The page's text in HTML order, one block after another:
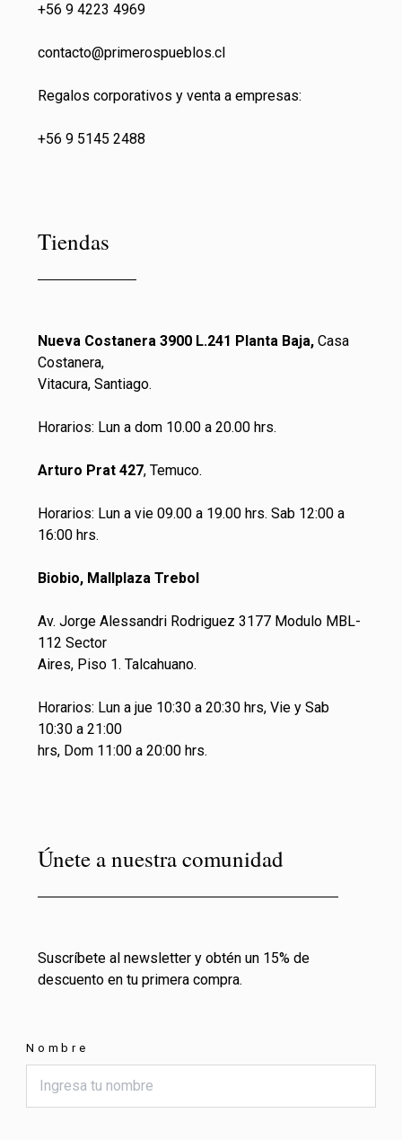
+56 9 4223 4969
contacto@primerospueblos.cl
Regalos corporativos y venta a empresas:
+56 9 5145 2488
Tiendas
Nueva Costanera 3900 L.241 Planta Baja, Casa
Costanera,
Vitacura, Santiago.
Horarios: Lun a dom 10.00 a 20.00 hrs.
Arturo Prat 427, Temuco.
Horarios: Lun a vie 09.00 a 19.00 hrs. Sab 12:00 a
16:00 hrs.
Biobio, Mallplaza Trebol
Av. Jorge Alessandri Rodriguez 3177 Modulo MBL-
112 Sector
Aires, Piso 1. Talcahuano.
Horarios: Lun a jue 10:30 a 20:30 hrs, Vie y Sab
10:30 a 21:00
hrs, Dom 11:00 a 20:00 hrs.
Únete a nuestra comunidad
Suscríbete al newsletter y obtén un 15% de
descuento en tu primera compra.
Nombre